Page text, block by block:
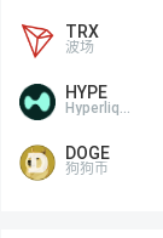
TRX
波场
HYPE
Hyperliquid
DOGE
狗狗币